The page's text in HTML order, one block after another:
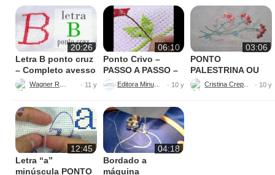
20:26
Letra B ponto cruz
– Completo avesso
perfeito
Wagner Reis · 11 y
06:10
Ponto Crivo –
PASSO A PASSO –
Maria Aparecida
Editora Minuano · 10 y
03:06
PONTO
PALESTRINA OU
GRILHÃO
Cristina Crepaldi · 10 y
12:45
Letra “a”
minúscula PONTO
04:18
Bordado a
máquina